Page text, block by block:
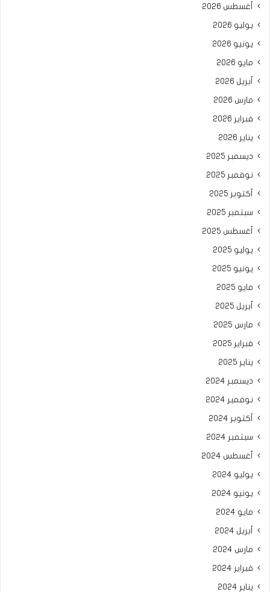
أغسطس 2026
يوليو 2026
يونيو 2026
مايو 2026
أبريل 2026
مارس 2026
فبراير 2026
يناير 2026
ديسمبر 2025
نوفمبر 2025
أكتوبر 2025
سبتمبر 2025
أغسطس 2025
يوليو 2025
يونيو 2025
مايو 2025
أبريل 2025
مارس 2025
فبراير 2025
يناير 2025
ديسمبر 2024
نوفمبر 2024
أكتوبر 2024
سبتمبر 2024
أغسطس 2024
يوليو 2024
يونيو 2024
مايو 2024
أبريل 2024
مارس 2024
فبراير 2024
يناير 2024